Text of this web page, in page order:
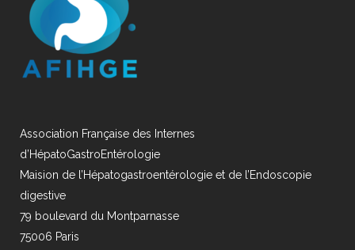
Association Française des Internes
d’HépatoGastroEntérologie
Maision de l’Hépatogastroentérologie et de l’Endoscopie
digestive
79 boulevard du Montparnasse
75006 Paris